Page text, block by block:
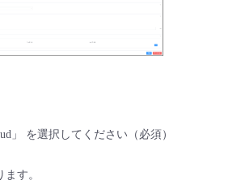
」 を選択してください（必須）
す。